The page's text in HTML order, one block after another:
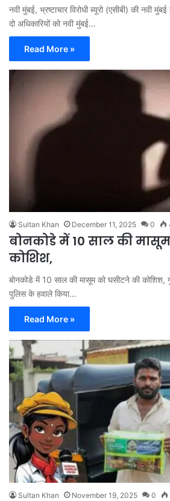
नवी मुंबई, भ्रष्टाचार विरोधी ब्यूरो (एसीबी) की नवी
दो अधिकारियों को नवी मुंबई…
Read More »
Sultan Khan December 11, 2025 0
बोनकोडे में 10 साल की
कोशिश,
बोनकोडे में 10 साल की मासूम को घसीटने की कोशिश,
पुलिस के हवाले किया…
Read More »
Sultan Khan November 19, 2025 0